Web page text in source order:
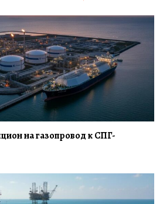
на газопровод к СПГ-